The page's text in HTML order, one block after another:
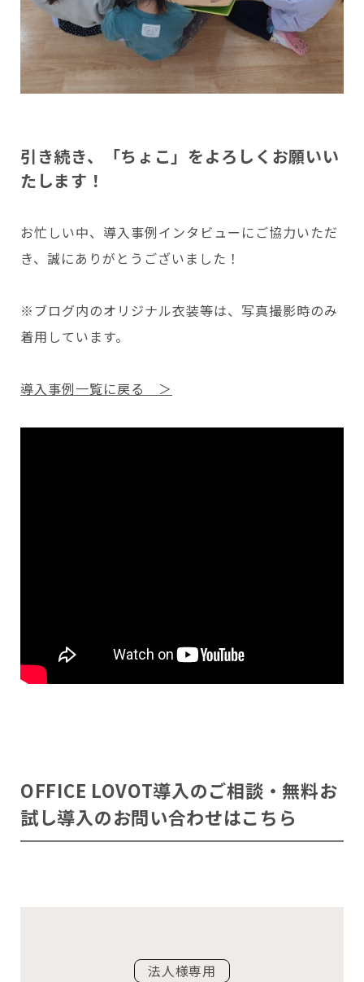
引き続き、「ちょこ」をよろしくお願いい
たします！
お忙しい中、導入事例インタビューにご協力いただ
き、誠にありがとうございました！
※ブログ内のオリジナル衣装等は、写真撮影時のみ
着用しています。
導入事例一覧に戻る ＞
OFFICE LOVOT導入のご相談・無料お
試し導入のお問い合わせはこちら
法人様専用